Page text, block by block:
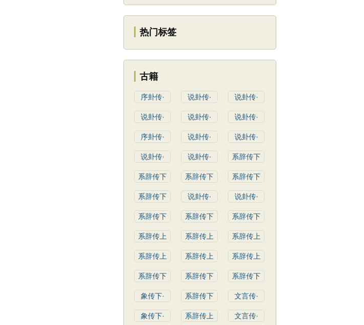
热门标签
古籍
序卦传· 说卦传· 说卦传·
说卦传· 说卦传· 说卦传·
序卦传· 说卦传· 说卦传·
说卦传· 说卦传· 系辞传下
系辞传下 系辞传下 系辞传下
系辞传下 说卦传· 说卦传·
系辞传下 系辞传下 系辞传下
系辞传上 系辞传上 系辞传上
系辞传上 系辞传上 系辞传上
系辞传下 系辞传下 系辞传下
象传下· 系辞传下 文言传·
象传下· 系辞传上 文言传·